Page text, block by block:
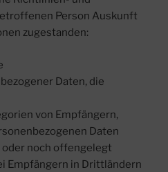
Person Auskunft
zugestanden:
Daten, die
von Empfängern,
Daten
noch offengelegt
Empfängern in Drittländern